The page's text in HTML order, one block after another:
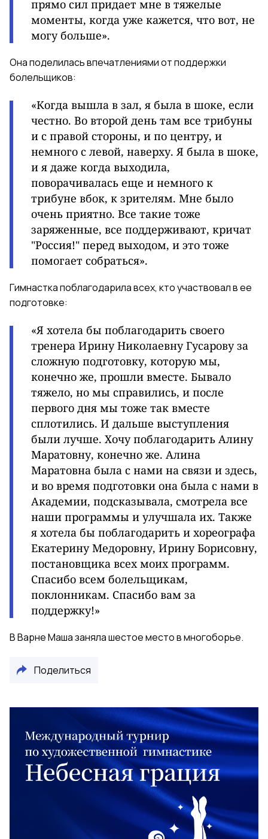
прямо сил придает мне в тяжелые
моменты, когда уже кажется, что вот, не
могу больше».
Она поделилась впечатлениями от поддержки
болельщиков:
«Когда вышла в зал, я была в шоке, если
честно. Во второй день там все трибуны
и с правой стороны, и по центру, и
немного с левой, наверху. Я была в шоке,
и я даже когда выходила,
поворачивалась еще и немного к
трибуне вбок, к зрителям. Мне было
очень приятно. Все такие тоже
заряженные, все поддерживают, кричат
"Россия!" перед выходом, и это тоже
помогает собраться».
Гимнастка поблагодарила всех, кто участвовал в ее
подготовке:
«Я хотела бы поблагодарить своего
тренера Ирину Николаевну Гусарову за
сложную подготовку, которую мы,
конечно же, прошли вместе. Бывало
тяжело, но мы справились, и после
первого дня мы тоже так вместе
сплотились. И дальше выступления
были лучше. Хочу поблагодарить Алину
Маратовну, конечно же. Алина
Маратовна была с нами на связи и здесь,
и во время подготовки она была с нами в
Академии, подсказывала, смотрела все
наши программы и улучшала их. Также
я хотела бы поблагодарить и хореографа
Екатерину Медоровну, Ирину Борисовну,
постановщика всех моих программ.
Спасибо всем болельщикам,
поклонникам. Спасибо вам за
поддержку!»
В Варне Маша заняла шестое место в многоборье.
Поделиться